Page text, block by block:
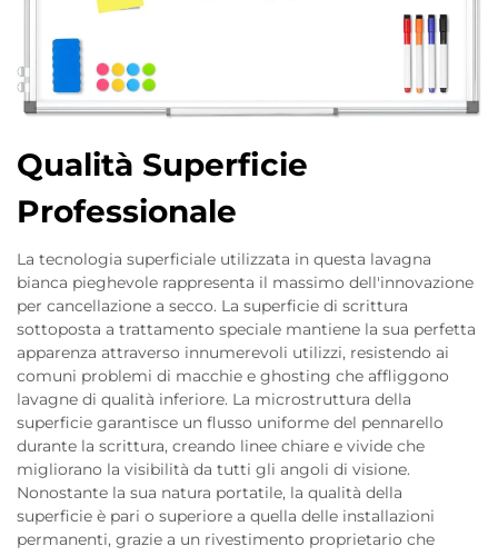
Qualità Superficie
Professionale
La tecnologia superficiale utilizzata in questa lavagna
bianca pieghevole rappresenta il massimo dell'innovazione
per cancellazione a secco. La superficie di scrittura
sottoposta a trattamento speciale mantiene la sua perfetta
apparenza attraverso innumerevoli utilizzi, resistendo ai
comuni problemi di macchie e ghosting che affliggono
lavagne di qualità inferiore. La microstruttura della
superficie garantisce un flusso uniforme del pennarello
durante la scrittura, creando linee chiare e vivide che
migliorano la visibilità da tutti gli angoli di visione.
Nonostante la sua natura portatile, la qualità della
superficie è pari o superiore a quella delle installazioni
permanenti, grazie a un rivestimento proprietario che